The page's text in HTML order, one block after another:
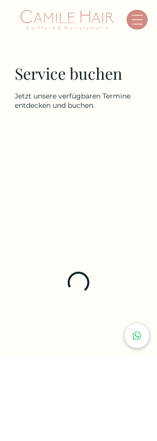
Service buchen
Jetzt unsere verfügbaren Termine
entdecken und buchen.